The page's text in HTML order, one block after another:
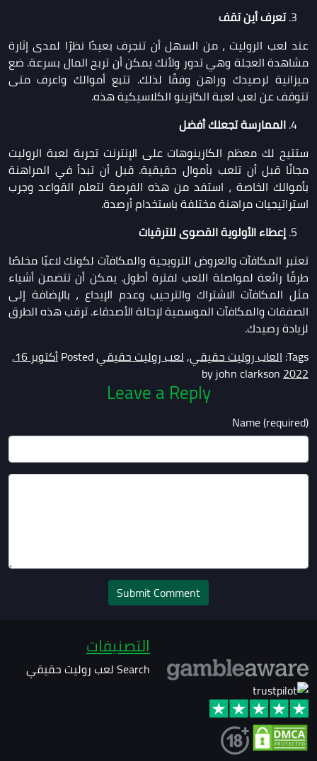
تعرف أين تقف
عند لعب الروليت ، من السهل أن تنجرف بعيدًا نظرًا لمدى إثارة
مشاهدة العجلة وهي تدور ولأنك يمكن أن تربح المال بسرعة. ضع
ميزانية لرصيدك وراهن وفقًا لذلك. تتبع أموالك واعرف متى
تتوقف عن لعب لعبة الكازينو الكلاسيكية هذه.
الممارسة تجعلك أفضل
ستتيح لك معظم الكازينوهات على الإنترنت تجربة لعبة الروليت
مجانًا قبل أن تلعب بأموال حقيقية. قبل أن تبدأ في المراهنة
بأموالك الخاصة ، استفد من هذه الفرصة لتعلم القواعد وجرب
استراتيجيات مراهنة مختلفة باستخدام أرصدة.
إعطاء الأولوية القصوى للترقيات
تعتبر المكافآت والعروض الترويجية والمكافآت لكونك لاعبًا مخلصًا
طرقًا رائعة لمواصلة اللعب لفترة أطول. يمكن أن تتضمن أشياء
مثل المكافآت الاشتراك والترحيب وعدم الإيداع ، بالإضافة إلى
الصفقات والمكافآت الموسمية لإحالة الأصدقاء. ترقب هذه الطرق
لزيادة رصيدك.
Tags: العاب روليت حقيقي,لعب روليت حقيقيPosted
أكتوبر 16,
2022
john clarkson
Leave a Reply
Name (required)
التصنيفات
Searchلعب روليت حقيقي